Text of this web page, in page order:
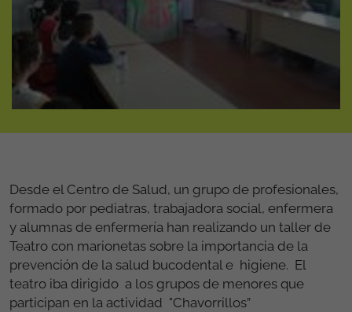
Desde el Centro de Salud, un grupo de profesionales,
formado por pediatras, trabajadora social, enfermera
y alumnas de enfermería han realizando un taller de
Teatro con marionetas sobre la importancia de la
prevención de la salud bucodental e higiene. El
teatro iba dirigido a los grupos de menores que
participan en la actividad "Chavorrillos”